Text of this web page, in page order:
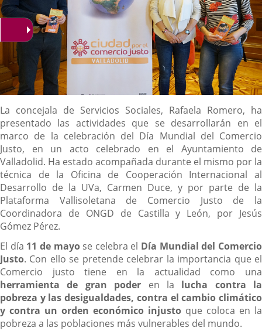
Descripción
La concejala de Servicios Sociales, Rafaela Romero, ha
presentado las actividades que se desarrollarán en el
marco de la celebración del Día Mundial del Comercio
Justo, en un acto celebrado en el Ayuntamiento de
Valladolid. Ha estado acompañada durante el mismo por la
técnica de la Oficina de Cooperación Internacional al
Desarrollo de la UVa, Carmen Duce, y por parte de la
Plataforma Vallisoletana de Comercio Justo de la
Coordinadora de ONGD de Castilla y León, por Jesús
Gómez Pérez.
El día 11 de mayose celebra el Día Mundial del Comercio
Justo. Con ello se pretende celebrar la importancia que el
Comercio justo tiene en la actualidad como una
herramienta de gran poder en la lucha contra la
pobreza y las desigualdades, contra el cambio climático
y contra un orden económico injusto que coloca en la
pobreza a las poblaciones más vulnerables del mundo.